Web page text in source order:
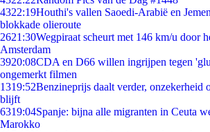
4322:19Houthi's vallen Saoedi-Arabië en
blokkade olieroute
2621:30Wegpiraat scheurt met 146 km/u door
Amsterdam
3920:08CDA en D66 willen ingrijpen tegen
ongemerkt filmen
1319:52Benzineprijs daalt verder, onzekerheid
blijft
6319:04Spanje: bijna alle migranten in Ceuta
Marokko